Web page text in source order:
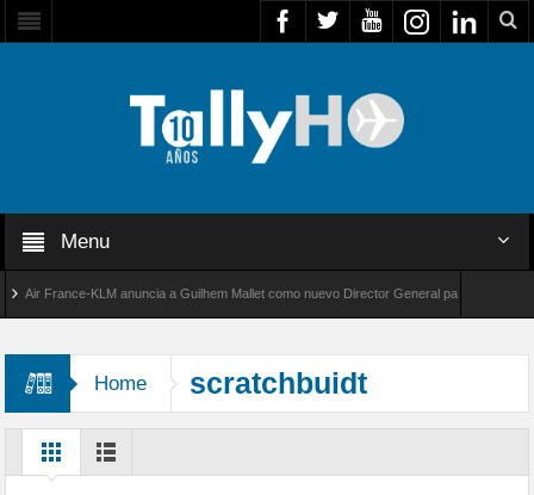
Menu
France-KLM anuncia a Guilhem Mallet como nuevo Director General para América Latina
Home scratchbuidt